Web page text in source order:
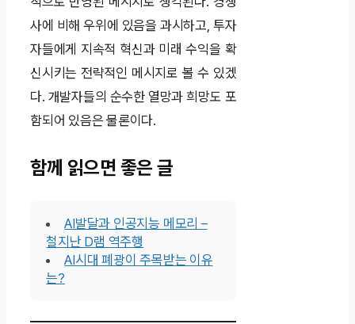
사에 비해 우위에 있음을 과시하고, 투자
자들에게 지속적 혁신과 미래 수익을 확
신시키는 전략적인 메시지로 볼 수 있겠
다. 개발자들의 순수한 열망과 희망도 포
함되어 있음은 물론이다.
함께 읽으면 좋은 글
AI발달과 인공지능 메모리 –
철지난 D램 역주행
AI시대 폐광이 주목받는 이유
는?